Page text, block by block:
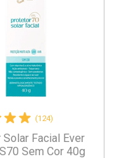
(124)
Solar Facial Ever
Sem Cor 40g